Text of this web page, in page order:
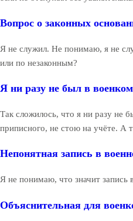
Вопрос о законных
Я не служил. Не понимаю, я не
или по незаконным?
Я ни разу не был в
Так сложилось, что я ни разу не
приписного, не стою на учёте. А
Непонятная запись в
Я не понимаю, что значит запись
Объяснительная для